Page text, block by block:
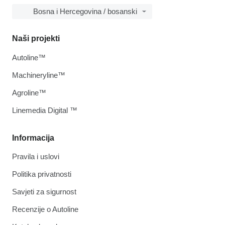
Bosna i Hercegovina / bosanski
Informacija
Pravila i uslovi
Politika privatnosti
Savjeti za sigurnost
Recenzije o Autoline
Naši projekti
Autoline™
Machineryline™
Agroline™
Linemedia Digital ™